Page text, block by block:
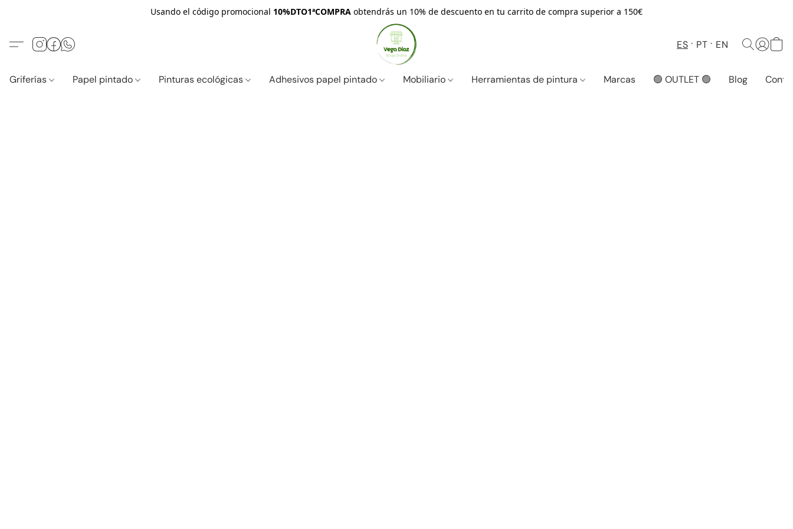
Usando el código promocional 10%DTO1ªCOMPRA obtendrás un 10% de descuento en tu carrito de compra superior a 150€
ES PT EN
Griferías Papel pintado Pinturas ecológicas Adhesivos papel pintado Mobiliario Herramientas de pintura Marcas 🟢 OUTLET 🟢 Blog